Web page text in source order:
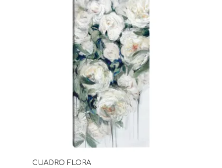
CUADRO FLORA